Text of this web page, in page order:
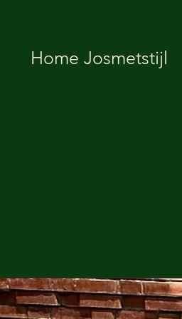
Home Josmetstijl